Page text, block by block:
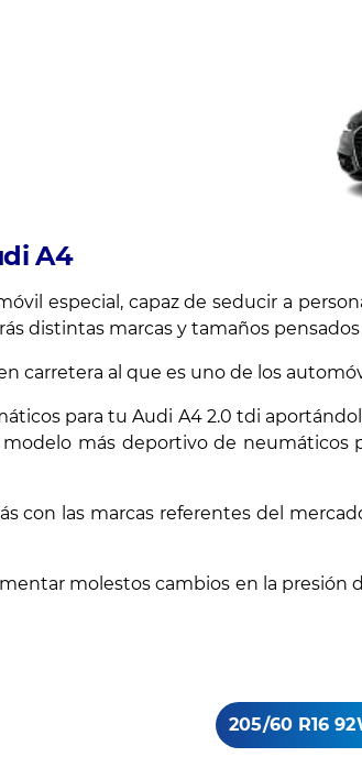
A4
especial, capaz de seducir a
distintas marcas y tamaños
carretera al que es uno de los
para tu Audi A4 2.0 tdi
más deportivo de neumáticos
con las marcas referentes del
molestos cambios en la presión
205/60 R16